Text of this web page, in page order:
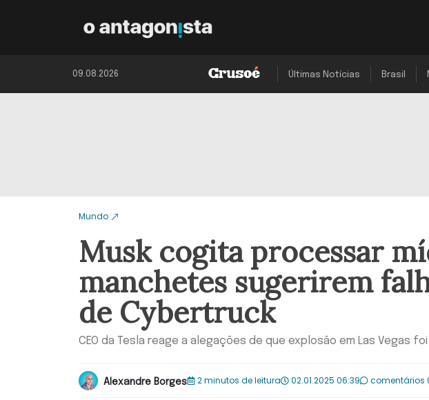
09.08.2026 Últimas Notícias Brasil
Mundo
Musk cogita processar
manchetes sugerirem
de Cybertruck
CEO da Tesla reage a alegações de que explosão em Las Vegas
Alexandre Borges 2 minutos de leitura 02.01.2025 06:39 comentários